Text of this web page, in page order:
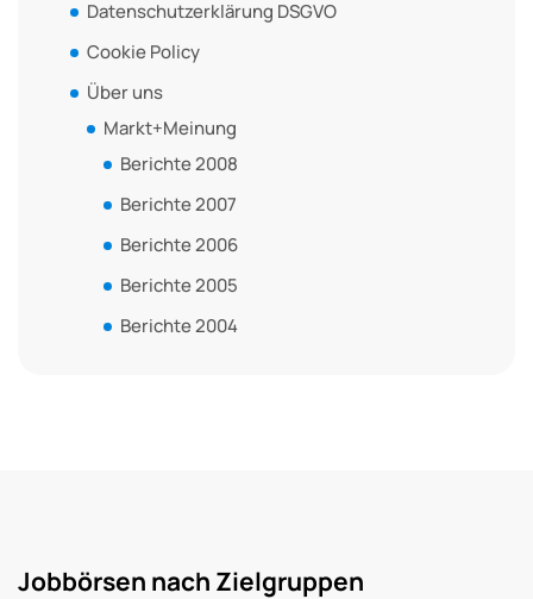
Datenschutzerklärung DSGVO
Cookie Policy
Über uns
Markt+Meinung
Berichte 2008
Berichte 2007
Berichte 2006
Berichte 2005
Berichte 2004
Jobbörsen nach Zielgruppen